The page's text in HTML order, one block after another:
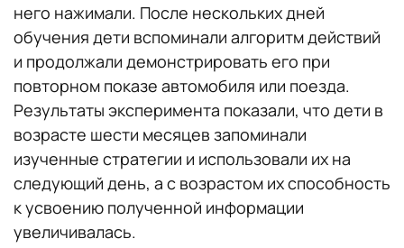
него нажимали. После нескольких дней
обучения дети вспоминали алгоритм действий
и продолжали демонстрировать его при
повторном показе автомобиля или поезда.
Результаты эксперимента показали, что дети в
возрасте шести месяцев запоминали
изученные стратегии и использовали их на
следующий день, а с возрастом их способность
к усвоению полученной информации
увеличивалась.